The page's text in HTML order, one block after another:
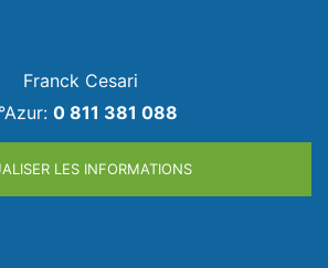
Franck Cesari
0 811 381 088
LES INFORMATIONS